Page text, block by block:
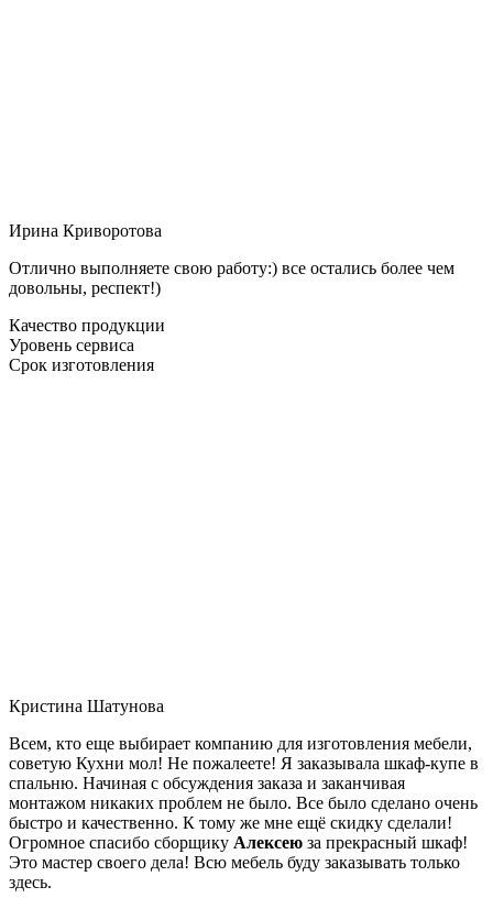
Ирина Криворотова
Отлично выполняете свою работу:) все остались более чем
довольны, респект!)
Качество продукции
Уровень сервиса
Срок изготовления
Кристина Шатунова
Всем, кто еще выбирает компанию для изготовления мебели,
советую Кухни мол! Не пожалеете! Я заказывала шкаф-купе в
спальню. Начиная с обсуждения заказа и заканчивая
монтажом никаких проблем не было. Все было сделано очень
быстро и качественно. К тому же мне ещё скидку сделали!
Огромное спасибо сборщику Алексею за прекрасный шкаф!
Это мастер своего дела! Всю мебель буду заказывать только
здесь.